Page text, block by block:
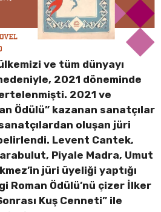
ve tüm dünyayı
2021 döneminde
2021 ve
Ödülü” kazanan sanatçılar
oluşan jüri
Levent Cantek,
Piyale Madra, Umut
jüri üyeliği yaptığı
Roman Ödülü’nü çizer İlker
Kuş Cenneti” ile